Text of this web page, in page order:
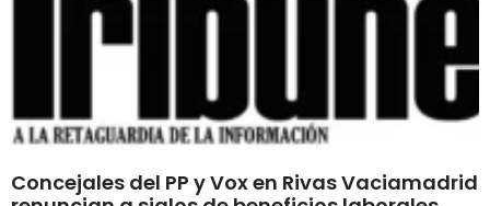
Concejales del PP y Vox en Rivas Vaciamadrid